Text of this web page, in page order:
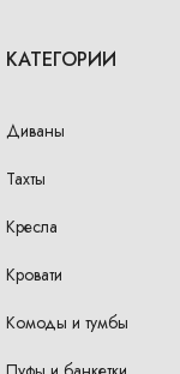
КАТЕГОРИИ
Диваны
Тахты
Кресла
Кровати
Комоды и тумбы